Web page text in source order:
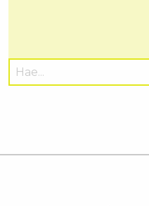
Hae
sivustolta: